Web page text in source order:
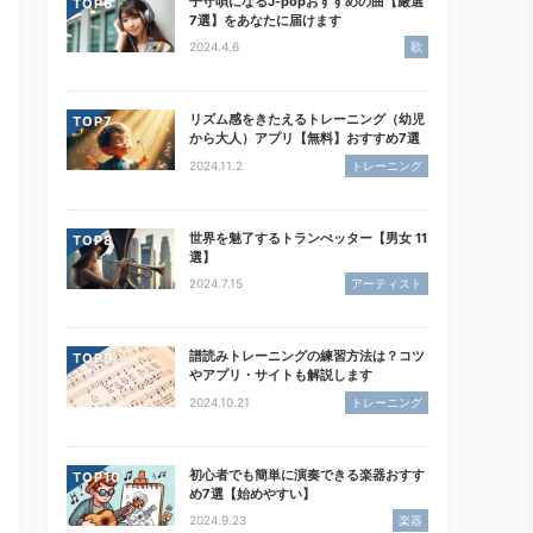
7選】をあなたに届けます
2024.4.6 歌
TOP
リズム感をきたえるトレーニング（幼児
から大人）アプリ【無料】おすすめ7選
2024.11.2 トレーニング
TOP
世界を魅了するトランぺッター【男女 11
選】
2024.7.15 アーティスト
TOP
譜読みトレーニングの練習方法は？コツ
やアプリ・サイトも解説します
2024.10.21 トレーニング
TOP
初心者でも簡単に演奏できる楽器おすす
め7選【始めやすい】
2024.9.23 楽器